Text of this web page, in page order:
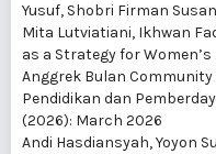
Yusuf, Shobri Firman
Mita Lutviatiani, Ikhwan
as a Strategy for
Anggrek Bulan
Pendidikan dan
(2026): March 2026
Andi Hasdiansyah, Yoyon